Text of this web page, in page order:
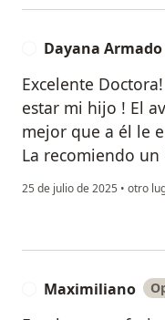
Dayana Armado
Excelente
estar mi hijo ! El
mejor que a él le
La recomiendo un
25 de julio de 2025 • otro
Maximiliano